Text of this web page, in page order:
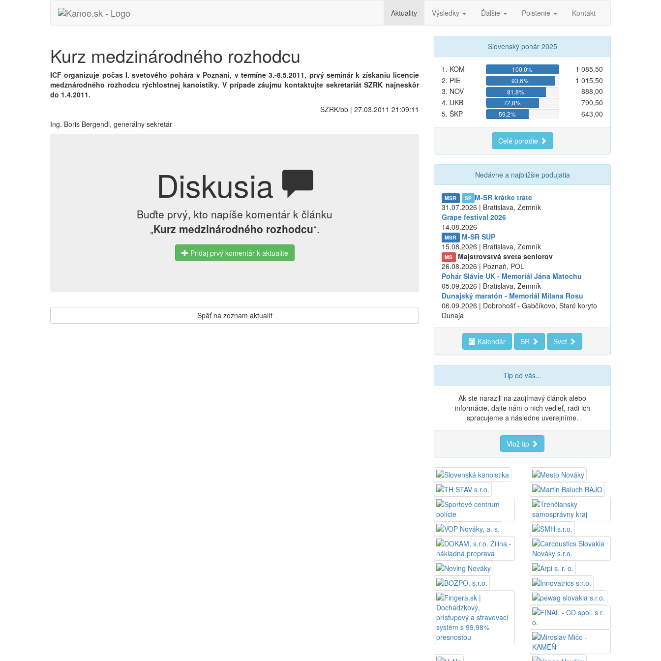
Aktuality Výsledky Ďalšie Poistenie Kontakt
Kurz medzinárodného rozhodcu
ICF organizuje počas I. svetového pohára v Poznani, v termíne 3.-8.5.2011, prvý seminár k získaniu licencie
medznárodného rozhodcu rýchlostnej kanoistiky. V prípade záujmu kontaktujte sekretariát SZRK najneskôr
do 1.4.2011.
SZRK/bb | 27.03.2011 21:09:11
Ing. Boris Bergendi, generálny sekretár
Diskusia
Buďte prvý, kto napíše komentár k článku
„Kurz medzinárodného rozhodcu“.
Pridaj prvý komentár k aktualite
Späť na zoznam aktualít
Slovenský pohár 2025
1. KOM 100,0%
1 085,50
2. PIE
93,6%
1 015,50
3. NOV
81,8%
888,00
4. UKB
72,8%
790,50
5. ŠKP
59,2% 643,00
Celé poradie
Nedávne a najbližšie podujatia
MSR SP M-SR krátke trate
31.07.2026 | Bratislava, Zemník
Grape festival 2026
14.08.2026
MSR
M-SR SUP
15.08.2026 | Bratislava, Zemník
MS
Majstrovstvá sveta seniorov
26.08.2026 | Poznaň, POL
Pohár Slávie UK - Memoriál Jána Matochu
05.09.2026 | Bratislava, Zemník
Dunajský maratón - Memoriál Milana Rosu
06.09.2026 | Dobrohošť - Gabčíkovo, Staré koryto
Dunaja
Kalendár SR Svet
Tip od vás...
Ak ste narazili na zaujímavý článok alebo
informácie, dajte nám o nich vedieť, radi ich
spracujeme a následne uverejníme.
Vlož tip